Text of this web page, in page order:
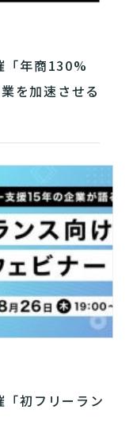
「年商130%
を加速させる
初フリーラン